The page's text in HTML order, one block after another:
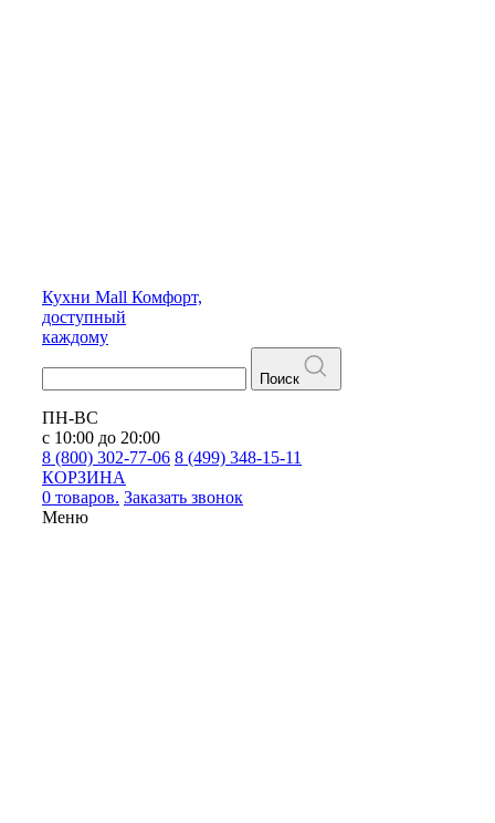
Кухни Mall Комфорт,
доступный
каждому
Поиск
ПН-ВС
с 10:00 до 20:00
8 (800) 302-77-06 8 (499) 348-15-11
КОРЗИНА
0 товаров. Заказать звонок
Меню